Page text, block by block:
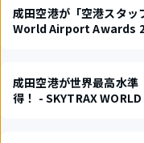
成田空港が「空港スタッ
World Airport Awards
成田空港が世界最高水準​
得！ ​- SKYTRAX